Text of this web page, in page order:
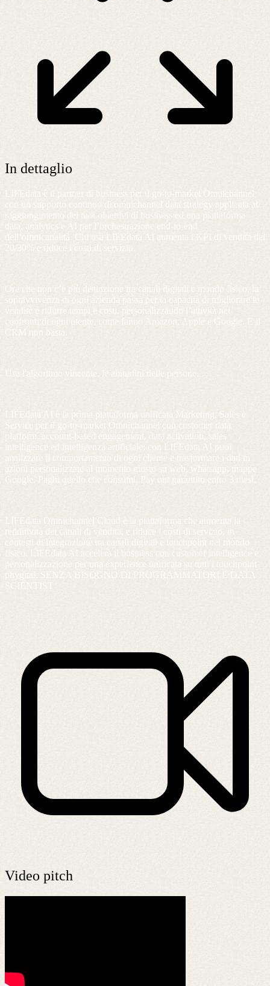
In dettaglio
LIFEdata è il partner di business per il go-to-market Omnichannel
con un supporto continuo di omnichannel data strategy applicata al
raggiungimento dei tuoi obiettivi di business ed una piattaforma
data, analytics e AI per l’orchestrazione end-to-end
dell’omnicanalità. Chi usa LIFEdata AI aumenta i KPI di vendita del
20/30% e riduce i costi di servizio.
Ora che non c’è più distinzione tra canali digitali e mondo fisico, la
sopravvivenza di ogni azienda passa per la capacità di migliorare le
vendite e ridurre tempi e costi, personalizzando l’attività nei
confronti di ogni utente, come fanno Amazon, Apple e Google. E il
CRM non basta.
Usa l'algoritmo vincente, le abitudini delle persone.
LIFEdata AI è la prima piattaforma unificata Marketing, Sales e
Service per il go-to-market Omnichannel con customer data
platform, account-based engagement, data activation, sales
intelligence ed intelligenza artificiale: con LIFEdata AI puoi
analizzare il comportamento di ogni cliente e trasformare i dati in
azioni personalizzate al momento giusto su web, whatsapp, mappe
Google. Paghi quello che consumi. Pay out garantito entro 3 mesi.
LIFEdata Omnichannel Cloud è la piattaforma che aumenta la
redditività dei canali di vendita, e riduce i costi di servizio, in
contesti di integrazione tra canali digitali e touchpoint nel mondo
fisico. LIFEdata AI accelera il business con customer intelligence e
personalizzazione per una experience unificata su tutti i touchpoint
phygital. SENZA BISOGNO DI PROGRAMMATORI E DATA
SCIENTIST
Video pitch